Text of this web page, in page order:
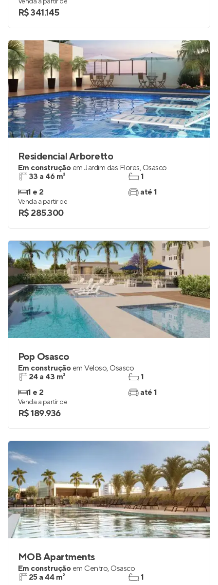
R$ 341.145
Residencial Arboretto
Em construção em Jardim das Flores, Osasco
33 a 46 m²
1 e 2
1
até 1
Venda a partir de
R$ 285.300
Pop Osasco
Em construção em Veloso, Osasco
24 a 43 m²
1 e 2
1
até 1
Venda a partir de
R$ 189.936
MOB Apartments
Em construção em Centro, Osasco
25 a 44 m²
1